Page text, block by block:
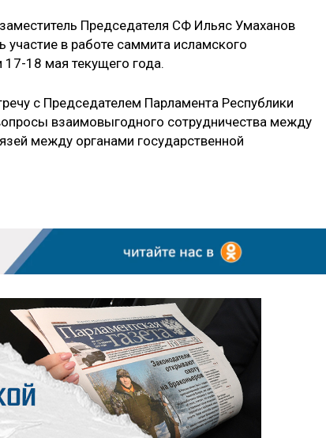
Председателя СФ Ильяс Умаханов
участие в работе саммита исламского
17-18 мая текущего года.
с Председателем Парламента Республики
взаимовыгодного сотрудничества между
между органами государственной